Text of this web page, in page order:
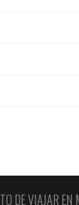
DE VIAJAR EN